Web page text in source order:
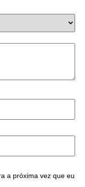
a próxima vez que eu